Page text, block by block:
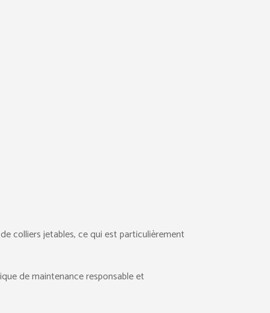
colliers jetables, ce qui est particulièrement
de maintenance responsable et